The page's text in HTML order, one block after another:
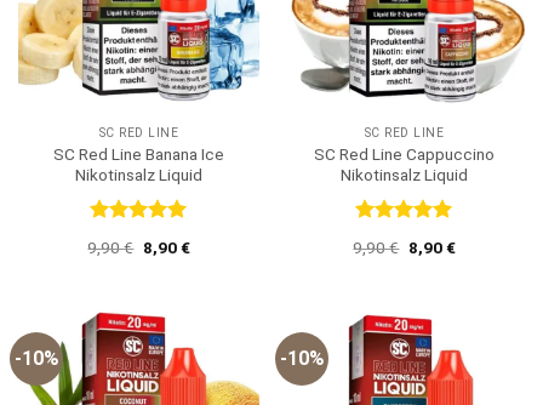
SC RED LINE
SC Red Line Banana Ice
Nikotinsalz Liquid
mit 5 von
9,90€ Ursprünglicher
Preis
8,90€Aktueller
SC RED LINE
SC Red Line Cappuccino
Nikotinsalz Liquid
mit 5 von
9,90€ Ursprünglicher
Preis
8,90€Aktueller
-10% -10%